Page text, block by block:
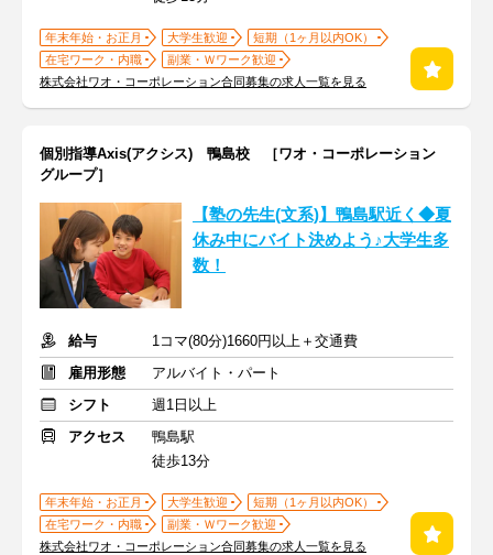
年末年始・お正月 大学生歓迎
短期（1ヶ月以内OK）
在宅ワーク・内職
副業・Ｗワーク歓迎
株式会社ワオ・コーポレーション合同募集の求人一覧を見る
個別指導Axis(アクシス) 鴨島校 ［ワオ・コーポレーション
グループ］
【塾の先生(文系)】鴨島駅近く◆夏
休み中にバイト決めよう♪大学生多
数！
給与
1コマ(80分)1660円以上＋交通費
雇用形態
アルバイト・パート
シフト
週1日以上
アクセス
鴨島駅
徒歩13分
年末年始・お正月 大学生歓迎
短期（1ヶ月以内OK）
在宅ワーク・内職
副業・Ｗワーク歓迎
株式会社ワオ・コーポレーション合同募集の求人一覧を見る